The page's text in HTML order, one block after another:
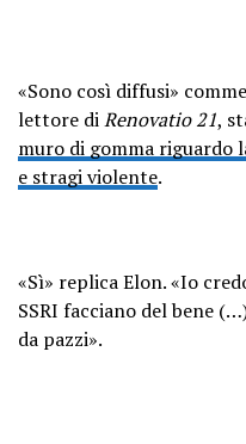
«Sono così diffusi»
lettore diRenovatio 21,
muro di gomma riguardo
e stragi violente.
«Sì» replica Elon. «Io
SSRI facciano del bene
da pazzi».